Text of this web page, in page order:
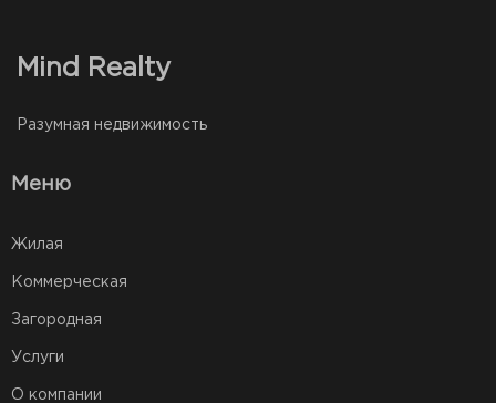
Mind Realty
Разумная недвижимость
Меню
Жилая
Коммерческая
Загородная
Услуги
О компании